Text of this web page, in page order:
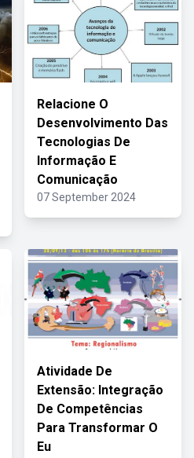
Relacione O
Desenvolvimento Das
Tecnologias De
Informação E
Comunicação
07 September 2024
Atividade De
Extensão: Integração
De Competências
Para Transformar O
Eu